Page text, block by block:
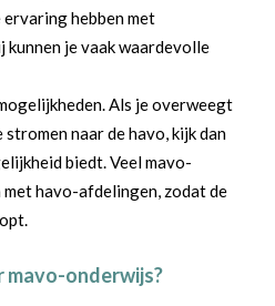
hebben met
kunnen je vaak waardevolle
Als je overweegt
stromen naar de havo, kijk dan
biedt. Veel mavo-
met havo-afdelingen, zodat de
mavo-onderwijs?